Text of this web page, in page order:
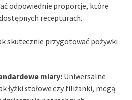
odpowiednie proporcje, które
recepturach.
skutecznie przygotować pożywki
miary: Uniwersalne
łyżki stołowe czy filiżanki, mogą